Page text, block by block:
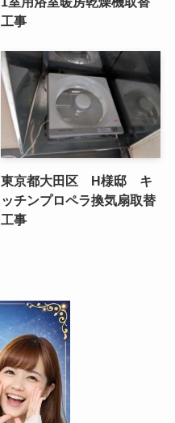
工事
東京都大田区 H様邸 キ
ッチンプロペラ換気扇取替
工事